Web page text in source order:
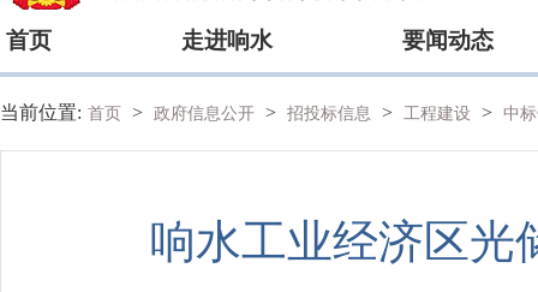
首页 走进响水 要闻动态
当前位置: 首页 > 政府信息公开 > 招投标信息 > 工程建设 > 中
响水工业经济区光